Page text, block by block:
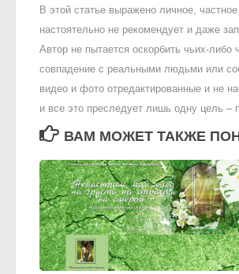
В этой статье выражено личное,
настоятельно не рекомендует и даже
Автор не пытается оскорбить чьих-
совпадение с реальными людьми или
видео и фото отредактированные и не
и все это преследует лишь одну цель –
ВАМ МОЖЕТ ТАКЖЕ